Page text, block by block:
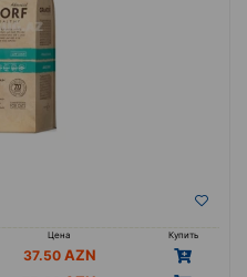
GRANDORF -
к
подходят
Цена
Купить
37.50